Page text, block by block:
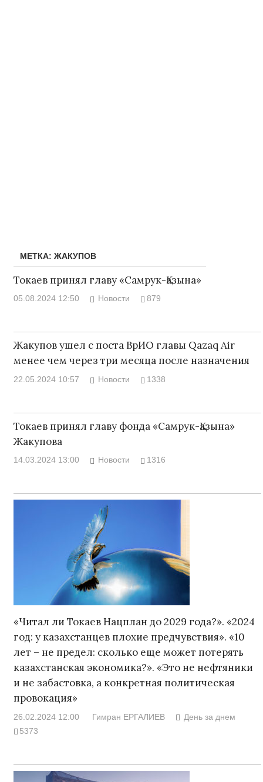
МЕТКА: ЖАКУПОВ
Токаев принял главу «Самрук-Қазына»
05.08.2024 12:50 Новости 879
Жакупов ушел с поста ВрИО главы Qazaq Air
менее чем через три месяца после назначения
22.05.2024 10:57 Новости 1338
Токаев принял главу фонда «Самрук-Қазына»
Жакупова
14.03.2024 13:00 Новости 1316
«Читал ли Токаев Нацплан до 2029 года?». «2024
год: у казахстанцев плохие предчувствия». «10
лет – не предел: сколько еще может потерять
казахстанская экономика?». «Это не нефтяники
и не забастовка, а конкретная политическая
провокация»
26.02.2024 12:00 Гимран ЕРГАЛИЕВ
День за днем
5373